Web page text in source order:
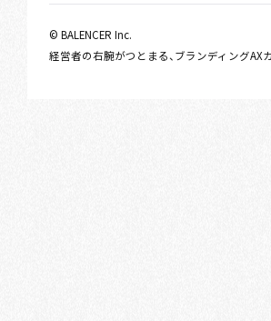
© BALENCER Inc.
経営者の右腕がつとまる、ブランディングAX